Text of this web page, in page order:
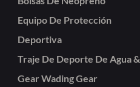
Equipo De Protección
Deportiva
Traje De Deporte De Agua &
Gear Wading Gear